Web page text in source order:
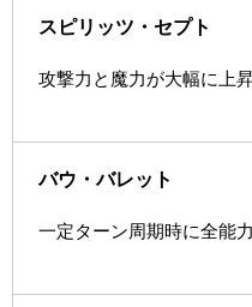
スピリッツ・セプト
攻撃力と魔力が大幅に上
バウ・バレット
一定ターン周期時に全能